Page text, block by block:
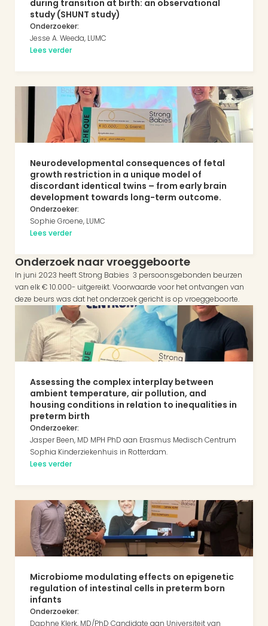
during transition at birth: an observational
study (SHUNT study)
Onderzoeker:
Jesse A. Weeda, LUMC
Lees verder
Neurodevelopmental consequences of fetal
growth restriction in a unique model of
discordant identical twins – from early brain
development towards long-term outcome.
Onderzoeker:
Sophie Groene, LUMC
Lees verder
Onderzoek naar vroeggeboorte
In juni 2023 heeft Strong Babies  3 persoonsgebonden beurzen
van elk € 10.000- uitgereikt. Voorwaarde voor het ontvangen van
deze beurs was dat het onderzoek gericht is op vroeggeboorte.
Assessing the complex interplay between
ambient temperature, air pollution, and
housing conditions in relation to inequalities in
preterm birth
Onderzoeker:
Jasper Been, MD MPH PhD aan Erasmus Medisch Centrum
Sophia Kinderziekenhuis in Rotterdam.
Lees verder
Microbiome modulating effects on epigenetic
regulation of intestinal cells in preterm born
infants
Onderzoeker:
Daphne Klerk, MD/PhD Candidate aan Universiteit van